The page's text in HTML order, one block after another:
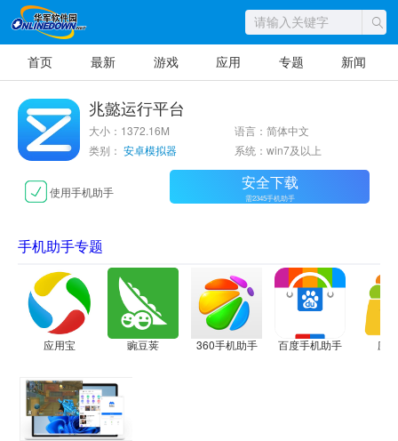
首页 最新 游戏 应用 专题 新闻
兆懿运行平台
大小：1372.16M
语言：简体中文
类别： 安卓模拟器 系统：win7及以上
使用手机助手 安全下载
需2345手机助手
手机助手专题
应用宝 豌豆荚 360手机助手 百度手机助手 应